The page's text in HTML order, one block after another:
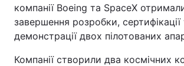
компанії Boeing та SpaceX
завершення розробки, сертифікації
демонстрації двох пілотованих
Компанії створили два космічних